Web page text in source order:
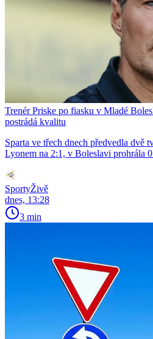
Trenér Priske po fiasku v Mladé
postrádá kvalitu
Sparta ve třech dnech předvedla dvě
Lyonem na 2:1, v Boleslavi prohrála
SportyŽivě
dnes, 13:28
3 min